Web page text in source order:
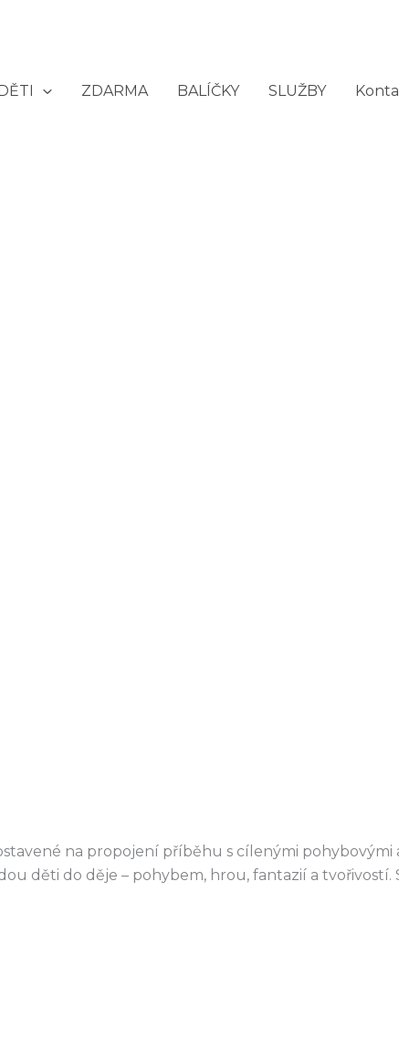
ZDARMA BALÍČKY SLUŽBY
na propojení příběhu s cílenými pohybovými
děti do děje – pohybem, hrou, fantazií a tvořivostí.